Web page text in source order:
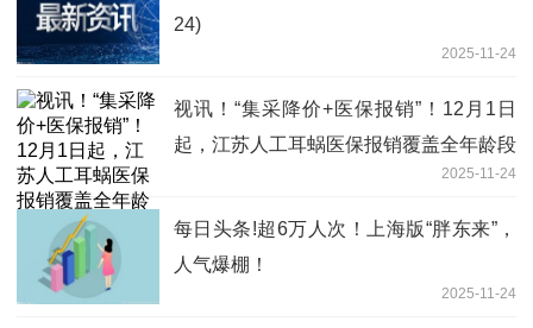
24)
2025-11-24
视讯！“集采降价+医保报销”！12月1日
起，江苏人工耳蜗医保报销覆盖全年龄段
2025-11-24
每日头条!超6万人次！上海版“胖东来”，
人气爆棚！
2025-11-24